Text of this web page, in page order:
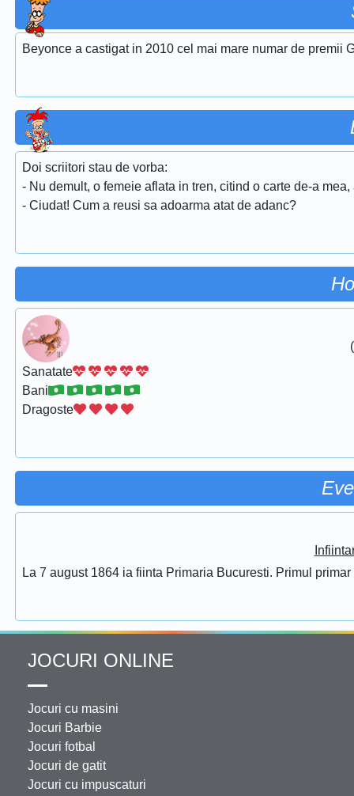
Beyonce a castigat in 2010 cel mai mare numar de premii
Doi scriitori stau de vorba:
- Nu demult, o femeie aflata in tren, citind o carte de-a
- Ciudat! Cum a reusi sa adoarma atat de adanc?
Sanatate
Bani
Dragoste
La 7 august 1864 ia fiinta Primaria Bucuresti. Primul
JOCURI ONLINE
Jocuri cu masini
Jocuri Barbie
Jocuri fotbal
Jocuri de gatit
Jocuri cu impuscaturi